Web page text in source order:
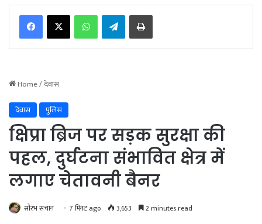
WhatsAppTelegramPrint